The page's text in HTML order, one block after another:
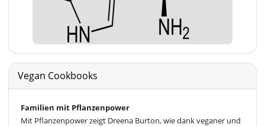
Vegan Cookbooks
Familien mit Pflanzenpower
Mit Pflanzenpower zeigt Dreena Burton, wie dank veganer und